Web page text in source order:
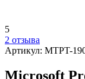
5
2 отзыва
Артикул: MTPT-
Microsoft